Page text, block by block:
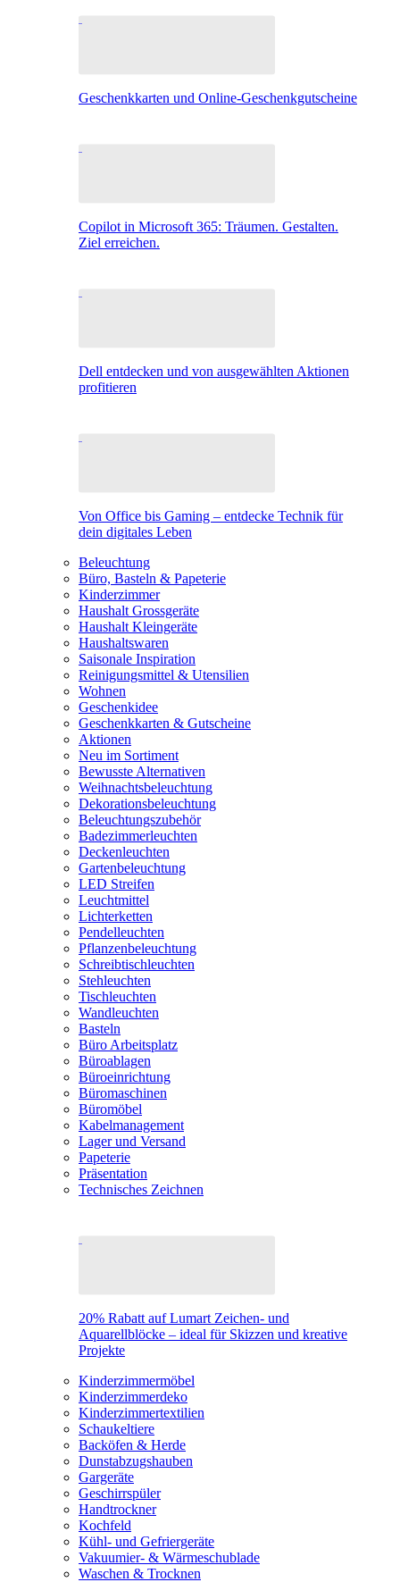
Geschenkkarten und Online-Geschenkgutscheine
Copilot in Microsoft 365: Träumen. Gestalten.
Ziel erreichen.
Dell entdecken und von ausgewählten Aktionen
profitieren
Von Office bis Gaming – entdecke Technik für
dein digitales Leben
Beleuchtung
Büro, Basteln & Papeterie
Kinderzimmer
Haushalt Grossgeräte
Haushalt Kleingeräte
Haushaltswaren
Saisonale Inspiration
Reinigungsmittel & Utensilien
Wohnen
Geschenkidee
Geschenkkarten & Gutscheine
Aktionen
Neu im Sortiment
Bewusste Alternativen
Weihnachtsbeleuchtung
Dekorationsbeleuchtung
Beleuchtungszubehör
Badezimmerleuchten
Deckenleuchten
Gartenbeleuchtung
LED Streifen
Leuchtmittel
Lichterketten
Pendelleuchten
Pflanzenbeleuchtung
Schreibtischleuchten
Stehleuchten
Tischleuchten
Wandleuchten
Basteln
Büro Arbeitsplatz
Büroablagen
Büroeinrichtung
Büromaschinen
Büromöbel
Kabelmanagement
Lager und Versand
Papeterie
Präsentation
Technisches Zeichnen
20% Rabatt auf Lumart Zeichen- und
Aquarellblöcke – ideal für Skizzen und kreative
Projekte
Kinderzimmermöbel
Kinderzimmerdeko
Kinderzimmertextilien
Schaukeltiere
Backöfen & Herde
Dunstabzugshauben
Gargeräte
Geschirrspüler
Handtrockner
Kochfeld
Kühl- und Gefriergeräte
Vakuumier- & Wärmeschublade
Waschen & Trocknen